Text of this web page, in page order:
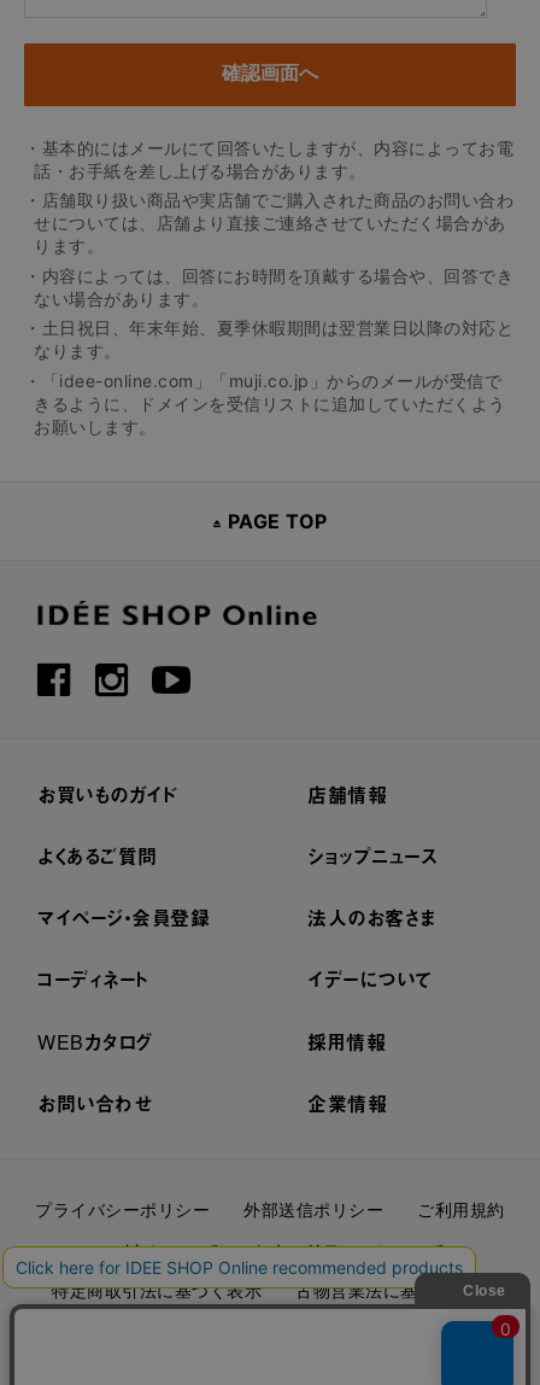
・基本的にはメールにて回答いたしますが、内容によってお電
話・お手紙を差し上げる場合があります。
・店舗取り扱い商品や実店舗でご購入された商品のお問い合わ
せについては、店舗より直接ご連絡させていただく場合があ
ります。
・内容によっては、回答にお時間を頂戴する場合や、回答でき
ない場合があります。
・土日祝日、年末年始、夏季休暇期間は翌営業日以降の対応と
なります。
・「idee-online.com」「muji.co.jp」からのメールが受信で
きるように、ドメインを受信リストに追加していただくよう
お願いします。
PAGE TOP
お買いものガイド
よくあるご質問
マイページ・会員登録
コーディネート
WEBカタログ
お問い合わせ
店舗情報
ショップニュース
法人のお客さま
イデーについて
採用情報
企業情報
プライバシーポリシー 外部送信ポリシー
ご利用規約
cookieについて
セキュリティーについて
特定商取引法に基づく表示
古物営業法に基づく表示